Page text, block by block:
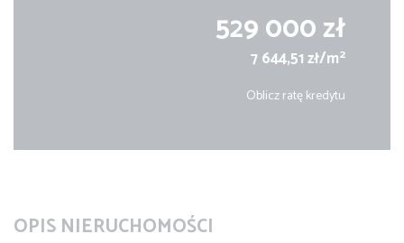
529 000 zł
7 644,51 zł/m2
Oblicz ratę kredytu
OPIS NIERUCHOMOŚCI